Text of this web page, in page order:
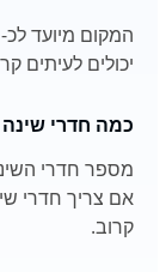
יכולים לעיתים
כמה חדרי שינה
אם צריך חדרי
קרוב.